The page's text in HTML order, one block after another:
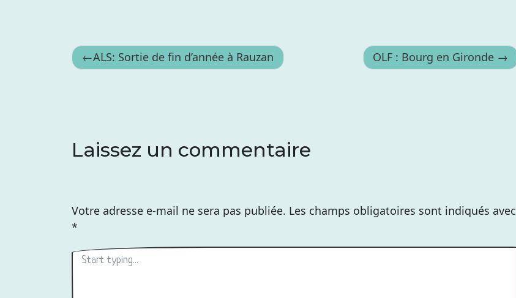
Navigation
ALS: Sortie de fin d’année à Rauzan OLF : Bourg en Gironde
Laissez un commentaire
Votre adresse e-mail ne sera pas publiée. Les champs obligatoires sont indiqués avec
*